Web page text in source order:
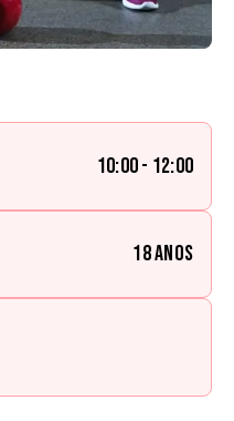
10:00 - 12:00
18 anos